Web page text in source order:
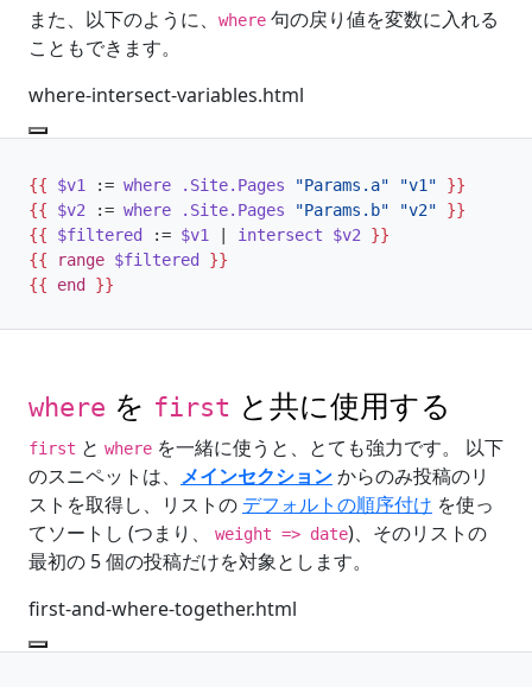
また、以下のように、 where 句の戻り値を変数に入れる
こともできます。
where-intersect-variables.html
{{ $v1 := where .Site.Pages "Params.a" "v1"
}}
{{
$v2 := where .Site.Pages "Params.b" "v2"
}}
{{
$filtered := $v1 | intersect $v2
}}
{{
range $filtered }}
{{
end }}
where を first と共に使用する
first と where を一緒に使うと、とても強力です。 以下
のスニペットは、 メインセクションからのみ投稿のリ
ストを取得し、リストの デフォルトの順序付け を使っ
てソートし (つまり、
weight => date)、そのリストの
最初の 5 個の投稿だけを対象とします。
first-and-where-together.html